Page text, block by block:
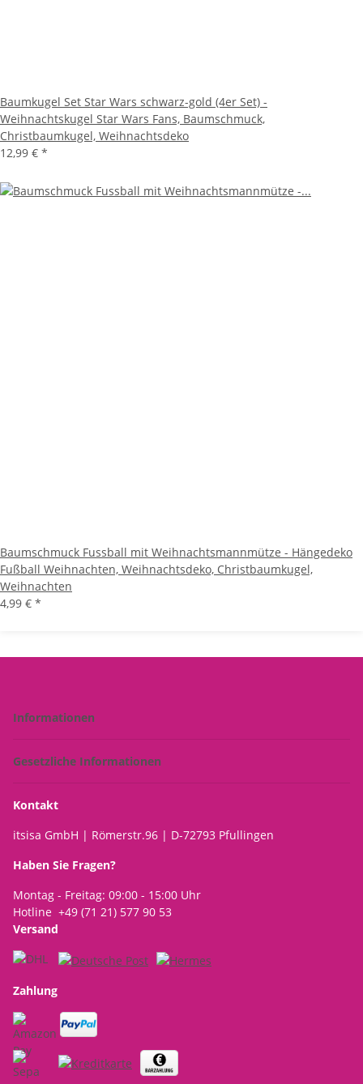
Baumkugel Set Star Wars schwarz-gold (4er Set) -
Weihnachtskugel Star Wars Fans, Baumschmuck,
Christbaumkugel, Weihnachtsdeko
12,99 € *
Baumschmuck Fussball mit Weihnachtsmannmütze - Hängedeko
Fußball Weihnachten, Weihnachtsdeko, Christbaumkugel,
Weihnachten
4,99 € *
Informationen
Gesetzliche Informationen
Kontakt
itsisa GmbH | Römerstr.96 | D-72793 Pfullingen
Haben Sie Fragen?
Montag - Freitag: 09:00 - 15:00 Uhr
Hotline +49 (71 21) 577 90 53
Versand
Zahlung